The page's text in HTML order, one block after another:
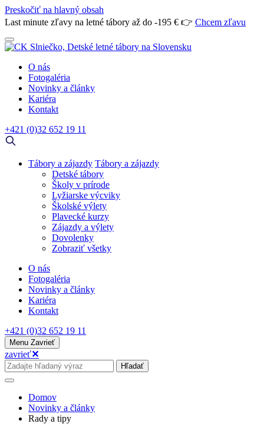
Preskočiť na hlavný obsah
Last minute zľavy na letné tábory až do -195 € 👉 Chcem zľavu
O nás
Fotogaléria
Novinky a články
Kariéra
Kontakt
+421 (0)32 652 19 11
Tábory a zájazdy Tábory a zájazdy
Detské tábory
Školy v prírode
Lyžiarske výcviky
Školské výlety
Plavecké kurzy
Zájazdy a výlety
Dovolenky
Zobraziť všetky
O nás
Fotogaléria
Novinky a články
Kariéra
Kontakt
+421 (0)32 652 19 11
Menu Zavrieť
zavrieť✕
Hľadať
Domov
Novinky a články
Rady a tipy